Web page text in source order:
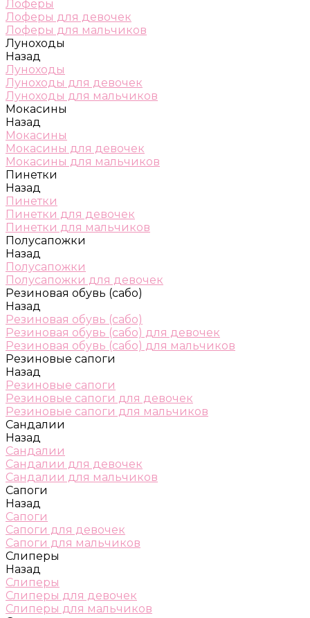
Лоферы
Лоферы для девочек
Лоферы для мальчиков
Луноходы
Назад
Луноходы
Луноходы для девочек
Луноходы для мальчиков
Мокасины
Назад
Мокасины
Мокасины для девочек
Мокасины для мальчиков
Пинетки
Назад
Пинетки
Пинетки для девочек
Пинетки для мальчиков
Полусапожки
Назад
Полусапожки
Полусапожки для девочек
Резиновая обувь (сабо)
Назад
Резиновая обувь (сабо)
Резиновая обувь (сабо) для девочек
Резиновая обувь (сабо) для мальчиков
Резиновые сапоги
Назад
Резиновые сапоги
Резиновые сапоги для девочек
Резиновые сапоги для мальчиков
Сандалии
Назад
Сандалии
Сандалии для девочек
Сандалии для мальчиков
Сапоги
Назад
Сапоги
Сапоги для девочек
Сапоги для мальчиков
Слиперы
Назад
Слиперы
Слиперы для девочек
Слиперы для мальчиков